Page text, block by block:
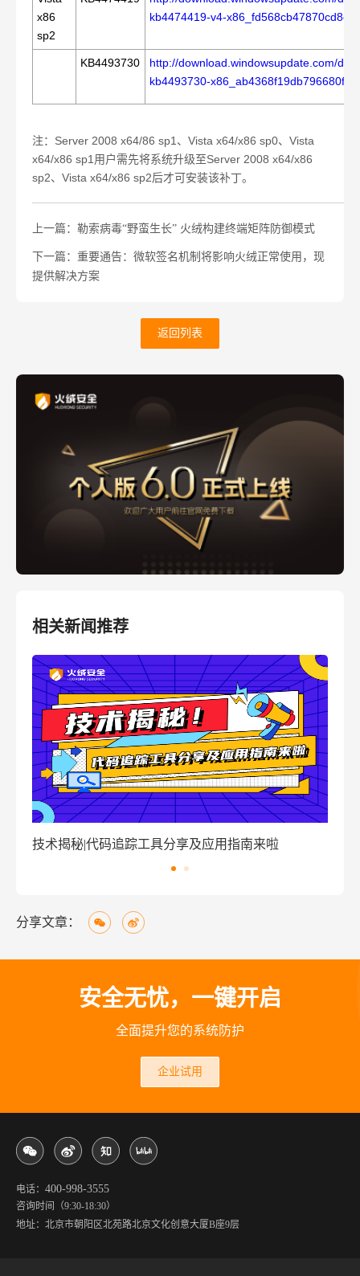
x86
sp2
kb4474419-v4-
KB4493730
http://download.windowsupdate.com/d/
kb4493730-
注： Server 2008 x64/86 sp1 、 Vista x64/x86 sp0、 Vista
x64/x86 sp1 用户需先将系统升级至Server 2008 x64/x86
sp2、 Vista x64/x86 sp2后才可安装该补丁。
上一篇：勒索病毒“野蛮生长” 火绒构建终端矩阵防御模式
下一篇：重要通告：微软签名机制将影响火绒正常使用，现
提供解决方案
返回列表
相关新闻推荐
窃密病毒伪装Windows激活程序 盗取用户资金
分享文章：
安全无忧，一键开启
全面提升您的系统防护
企业试用
电话： 400-998-3555
咨询时间（9:30-18:30）
地址：北京市朝阳区北苑路北京文化创意大厦B座9层